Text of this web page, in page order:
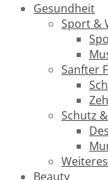
Gesundheit
Sport &
Sanfter
Schutz
Beauty